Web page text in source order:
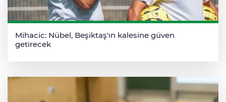
Mihacic: Nübel, Beşiktaş'ın kalesine güven
getirecek